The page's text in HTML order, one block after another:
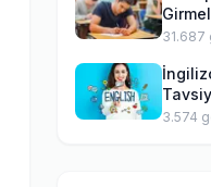
31.687
3.574